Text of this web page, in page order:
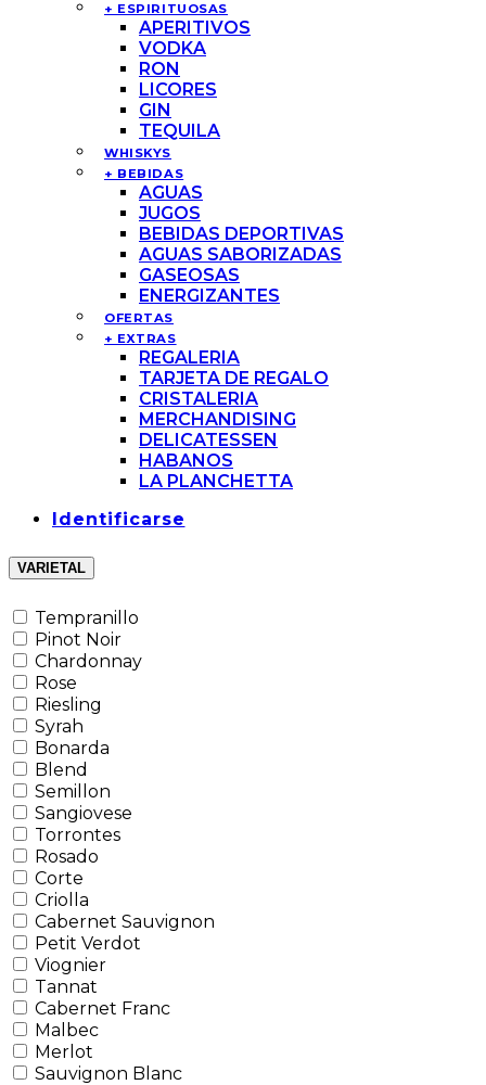
+ ESPIRITUOSAS
APERITIVOS
VODKA
RON
LICORES
GIN
TEQUILA
WHISKYS
+ BEBIDAS
AGUAS
JUGOS
BEBIDAS DEPORTIVAS
AGUAS SABORIZADAS
GASEOSAS
ENERGIZANTES
OFERTAS
+ EXTRAS
REGALERIA
TARJETA DE REGALO
CRISTALERIA
MERCHANDISING
DELICATESSEN
HABANOS
LA PLANCHETTA
Identificarse
VARIETAL
Tempranillo
Pinot Noir
Chardonnay
Rose
Riesling
Syrah
Bonarda
Blend
Semillon
Sangiovese
Torrontes
Rosado
Corte
Criolla
Cabernet Sauvignon
Petit Verdot
Viognier
Tannat
Cabernet Franc
Malbec
Merlot
Sauvignon Blanc